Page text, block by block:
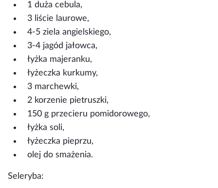
1 duża cebula,
3 liście laurowe,
4-5 ziela angielskiego,
3-4 jagód jałowca,
łyżka majeranku,
łyżeczka kurkumy,
3 marchewki,
2 korzenie pietruszki,
150 g przecieru pomidorowego,
łyżka soli,
łyżeczka pieprzu,
olej do smażenia.
Seleryba: